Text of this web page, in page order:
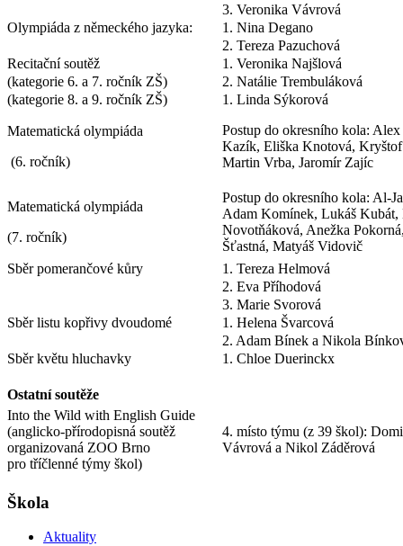
3. Veronika Vávrová
Olympiáda z německého jazyka:
1. Nina Degano
2. Tereza Pazuchová
Recitační soutěž
1. Veronika Najšlová
(kategorie 6. a 7. ročník ZŠ)
2. Natálie Trembuláková
(kategorie 8. a 9. ročník ZŠ)
1. Linda Sýkorová
Matematická olympiáda
(6. ročník)
Postup do okresního kola:
Kazík, Eliška Knotová,
Martin Vrba, Jaromír Zajíc
Matematická olympiáda
(7. ročník)
Postup do okresního kola: Al-
Adam Komínek, Lukáš
Novotňáková, Anežka
Šťastná, Matyáš Vidovič
Sběr pomerančové kůry
1. Tereza Helmová
2. Eva Příhodová
3. Marie Svorová
Sběr listu kopřivy dvoudomé
1. Helena Švarcová
2. Adam Bínek a Nikola
Sběr květu hluchavky
1. Chloe Duerinckx
Ostatní soutěže
Into the Wild with English Guide
(anglicko-přírodopisná soutěž
organizovaná ZOO Brno
pro tříčlenné týmy škol)
4. místo týmu (z 39 škol):
Vávrová a Nikol Záděrová
Škola
Aktuality